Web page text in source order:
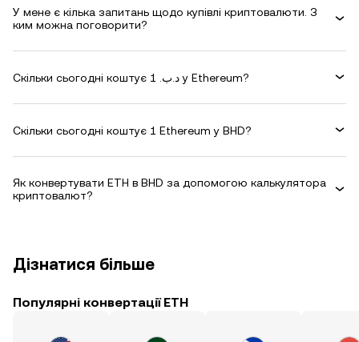
У мене є кілька запитань щодо купівлі криптовалюти. З
ким можна поговорити?
Скільки сьогодні коштує 1 .د.ب у Ethereum?
Скільки сьогодні коштує 1 Ethereum у BHD?
Як конвертувати ETH в BHD за допомогою калькулятора
криптовалют?
Дізнатися більше
Популярні конвертації ETH